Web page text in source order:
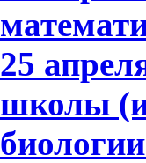
25
школы